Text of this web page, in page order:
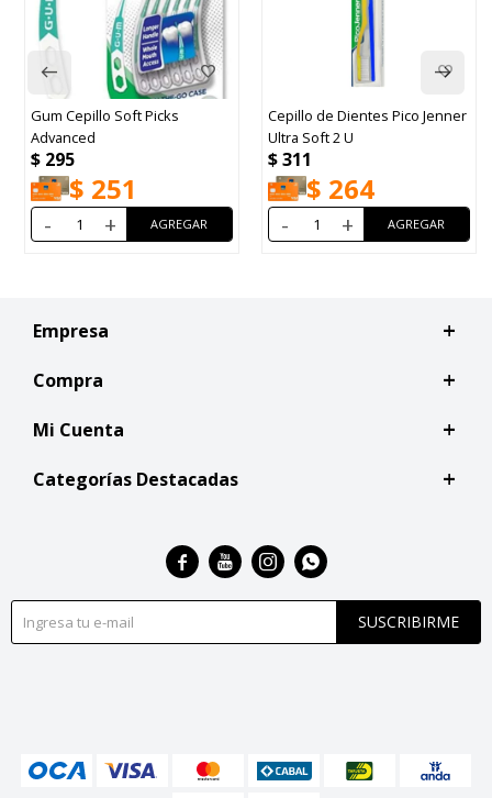
Cepillo Soft Picks
$251
Cepillo de Dientes Pico Jenner
Ultra Soft 2 U
$264
Empresa
Compra
Mi Cuenta
Categorías Destacadas
SUSCRIBIRME
   